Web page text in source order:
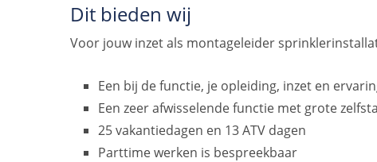
Dit bieden wij
Voor jouw inzet als montageleider
Een bij de functie, je opleiding, inzet en
Een zeer afwisselende functie met grote
25 vakantiedagen en 13 ATV dagen
Parttime werken is bespreekbaar